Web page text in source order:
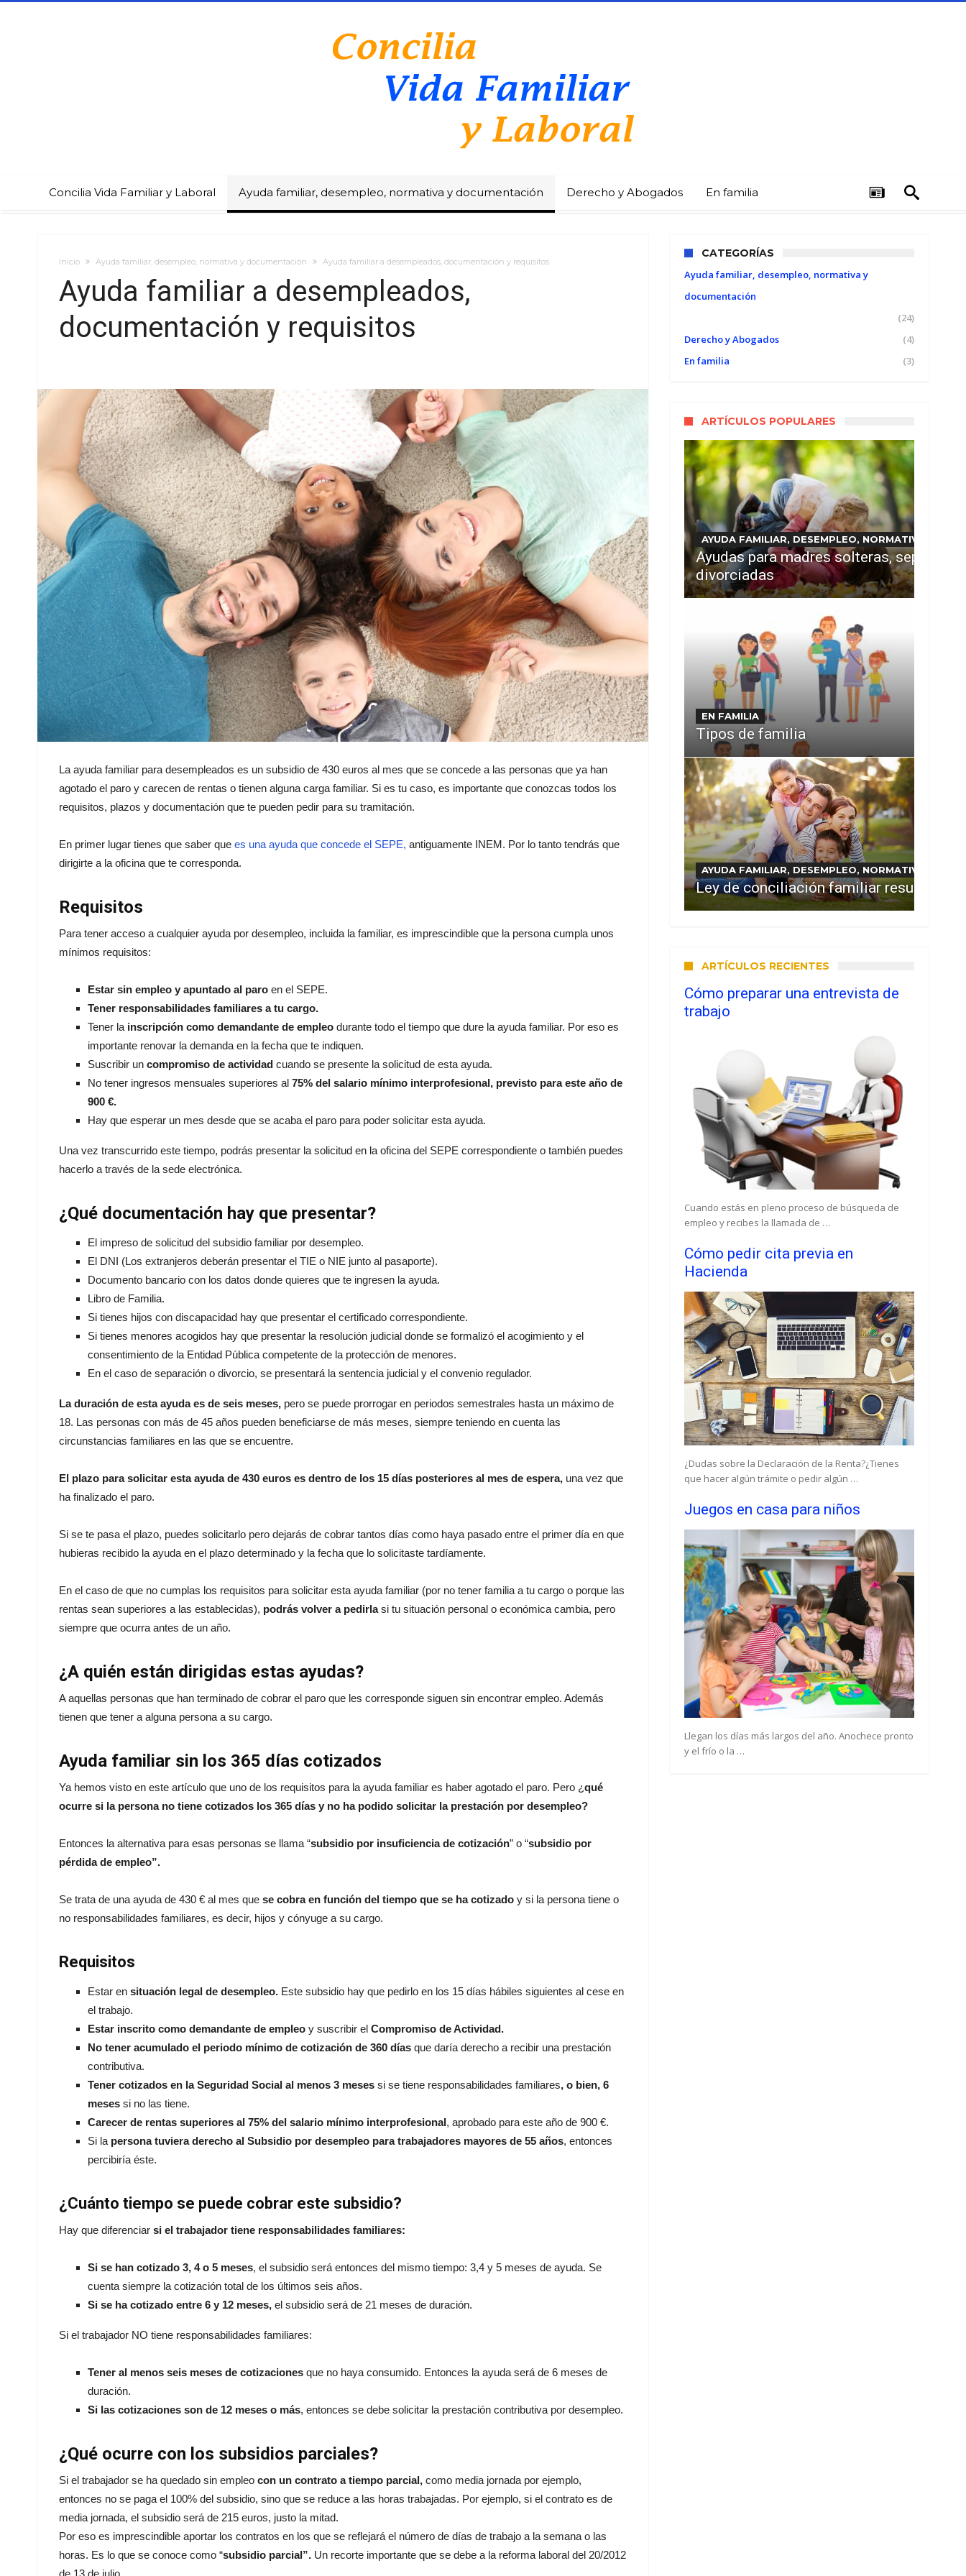
Concilia Vida Familiar y Laboral Ayuda familiar, desempleo, normativa y documentación Derecho y Abogados En familia
Inicio Ayuda familiar, desempleo, normativa y documentación Ayuda familiar a desempleados, documentación y requisitos
Ayuda familiar a desempleados,
documentación y requisitos
La ayuda familiar para desempleados es un subsidio de 430 euros al mes que se concede a las personas que ya han
agotado el paro y carecen de rentas o tienen alguna carga familiar. Si es tu caso, es importante que conozcas todos los
requisitos, plazos y documentación que te pueden pedir para su tramitación.
En primer lugar tienes que saber que es una ayuda que concede el SEPE, antiguamente INEM. Por lo tanto tendrás que
dirigirte a la oficina que te corresponda.
Requisitos
Para tener acceso a cualquier ayuda por desempleo, incluida la familiar, es imprescindible que la persona cumpla unos
mínimos requisitos:
Estar sin empleo y apuntado al paro en el SEPE.
Tener responsabilidades familiares a tu cargo.
Tener la inscripción como demandante de empleo durante todo el tiempo que dure la ayuda familiar. Por eso es
importante renovar la demanda en la fecha que te indiquen.
Suscribir un compromiso de actividad cuando se presente la solicitud de esta ayuda.
No tener ingresos mensuales superiores al 75% del salario mínimo interprofesional, previsto para este año de
900 €.
Hay que esperar un mes desde que se acaba el paro para poder solicitar esta ayuda.
Una vez transcurrido este tiempo, podrás presentar la solicitud en la oficina del SEPE correspondiente o también puedes
hacerlo a través de la sede electrónica.
¿Qué documentación hay que presentar?
El impreso de solicitud del subsidio familiar por desempleo.
El DNI (Los extranjeros deberán presentar el TIE o NIE junto al pasaporte).
Documento bancario con los datos donde quieres que te ingresen la ayuda.
Libro de Familia.
Si tienes hijos con discapacidad hay que presentar el certificado correspondiente.
Si tienes menores acogidos hay que presentar la resolución judicial donde se formalizó el acogimiento y el
consentimiento de la Entidad Pública competente de la protección de menores.
En el caso de separación o divorcio, se presentará la sentencia judicial y el convenio regulador.
La duración de esta ayuda es de seis meses, pero se puede prorrogar en periodos semestrales hasta un máximo de
18. Las personas con más de 45 años pueden beneficiarse de más meses, siempre teniendo en cuenta las
circunstancias familiares en las que se encuentre.
El plazo para solicitar esta ayuda de 430 euros es dentro de los 15 días posteriores al mes de espera, una vez que
ha finalizado el paro.
Si se te pasa el plazo, puedes solicitarlo pero dejarás de cobrar tantos días como haya pasado entre el primer día en que
hubieras recibido la ayuda en el plazo determinado y la fecha que lo solicitaste tardíamente.
En el caso de que no cumplas los requisitos para solicitar esta ayuda familiar (por no tener familia a tu cargo o porque las
rentas sean superiores a las establecidas), podrás volver a pedirlasi tu situación personal o económica cambia, pero
siempre que ocurra antes de un año.
¿A quién están dirigidas estas ayudas?
A aquellas personas que han terminado de cobrar el paro que les corresponde siguen sin encontrar empleo. Además
tienen que tener a alguna persona a su cargo.
Ayuda familiar sin los 365 días cotizados
Ya hemos visto en este artículo que uno de los requisitos para la ayuda familiar es haber agotado el paro. Pero ¿qué
ocurre si la persona no tiene cotizados los 365 días y no ha podido solicitar la prestación por desempleo?
Entonces la alternativa para esas personas se llama “subsidio por insuficiencia de cotización” o “subsidio por
pérdida de empleo”.
Se trata de una ayuda de 430 € al mes que se cobra en función del tiempo que se ha cotizado y si la persona tiene o
no responsabilidades familiares, es decir, hijos y cónyuge a su cargo.
Requisitos
Estar en situación legal de desempleo. Este subsidio hay que pedirlo en los 15 días hábiles siguientes al cese en
el trabajo.
Estar inscrito como demandante de empleo y suscribir el Compromiso de Actividad.
No tener acumulado el periodo mínimo de cotización de 360 días que daría derecho a recibir una prestación
contributiva.
Tener cotizados en la Seguridad Social al menos 3 meses si se tiene responsabilidades familiares, o bien, 6
meses si no las tiene.
Carecer de rentas superiores al 75% del salario mínimo interprofesional, aprobado para este año de 900 €.
Si la persona tuviera derecho al Subsidio por desempleo para trabajadores mayores de 55 años, entonces
percibiría éste.
¿Cuánto tiempo se puede cobrar este subsidio?
Hay que diferenciar si el trabajador tiene responsabilidades familiares:
Si se han cotizado 3, 4 o 5 meses, el subsidio será entonces del mismo tiempo: 3,4 y 5 meses de ayuda. Se
cuenta siempre la cotización total de los últimos seis años.
Si se ha cotizado entre 6 y 12 meses, el subsidio será de 21 meses de duración.
Si el trabajador NO tiene responsabilidades familiares:
Tener al menos seis meses de cotizaciones que no haya consumido. Entonces la ayuda será de 6 meses de
duración.
Si las cotizaciones son de 12 meses o más, entonces se debe solicitar la prestación contributiva por desempleo.
¿Qué ocurre con los subsidios parciales?
Si el trabajador se ha quedado sin empleo con un contrato a tiempo parcial, como media jornada por ejemplo,
entonces no se paga el 100% del subsidio, sino que se reduce a las horas trabajadas. Por ejemplo, si el contrato es de
media jornada, el subsidio será de 215 euros, justo la mitad.
Por eso es imprescindible aportar los contratos en los que se reflejará el número de días de trabajo a la semana o las
horas. Es lo que se conoce como “subsidio parcial”. Un recorte importante que se debe a la reforma laboral del 20/2012
de 13 de julio.
CATEGORÍAS
Ayuda familiar, desempleo, normativa y
documentación
(24)
Derecho y Abogados
(4)
En familia
(3)
ARTÍCULOS POPULARES
AYUDA FAMILIAR, DESEMPLEO, NORMATIVA Y
Ayudas para madres solteras,
divorciadas
EN FAMILIA
Tipos de familia
AYUDA FAMILIAR, DESEMPLEO, NORMATIVA Y
Ley de conciliación familiar resumida
ARTÍCULOS RECIENTES
Cómo preparar una entrevista de
trabajo
Cuando estás en pleno proceso de búsqueda de
empleo y recibes la llamada de …
Cómo pedir cita previa en
Hacienda
¿Dudas sobre la Declaración de la Renta?¿Tienes
que hacer algún trámite o pedir algún …
Juegos en casa para niños
Llegan los días más largos del año. Anochece pronto
y el frío o la …